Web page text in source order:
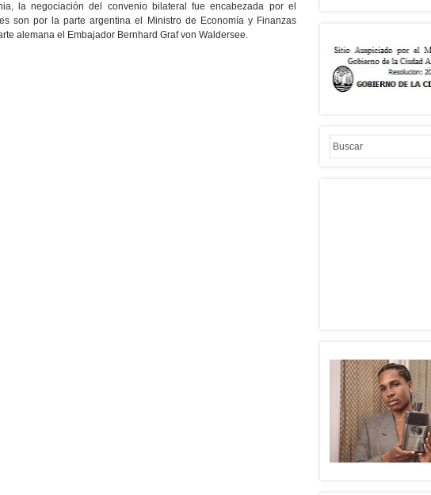
la negociación del convenio bilateral fue encabezada por el
son por la parte argentina el Ministro de Economía y Finanzas
alemana el Embajador Bernhard Graf von Waldersee.